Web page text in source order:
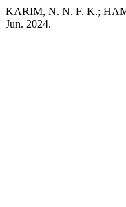
KARIM, N. N. F. K.;
Jun. 2024.